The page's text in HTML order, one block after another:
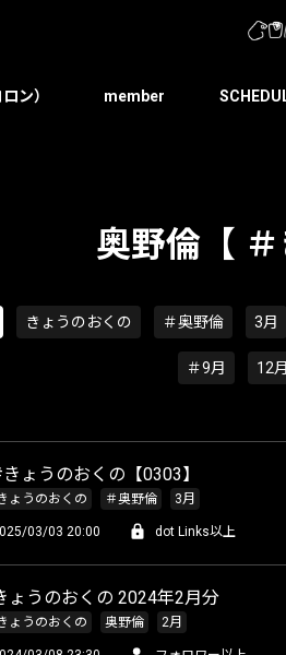
ン） member
奥野倫【 ＃
きょうのおくの ＃奥野倫 3月
＃9月 12月
ょうのおくの【0303】
ょうのおくの ＃奥野倫 3月
03/03 20:00 dot Links以上
ょうのおくの 2024年2月分
ょうのおくの 奥野倫 2月